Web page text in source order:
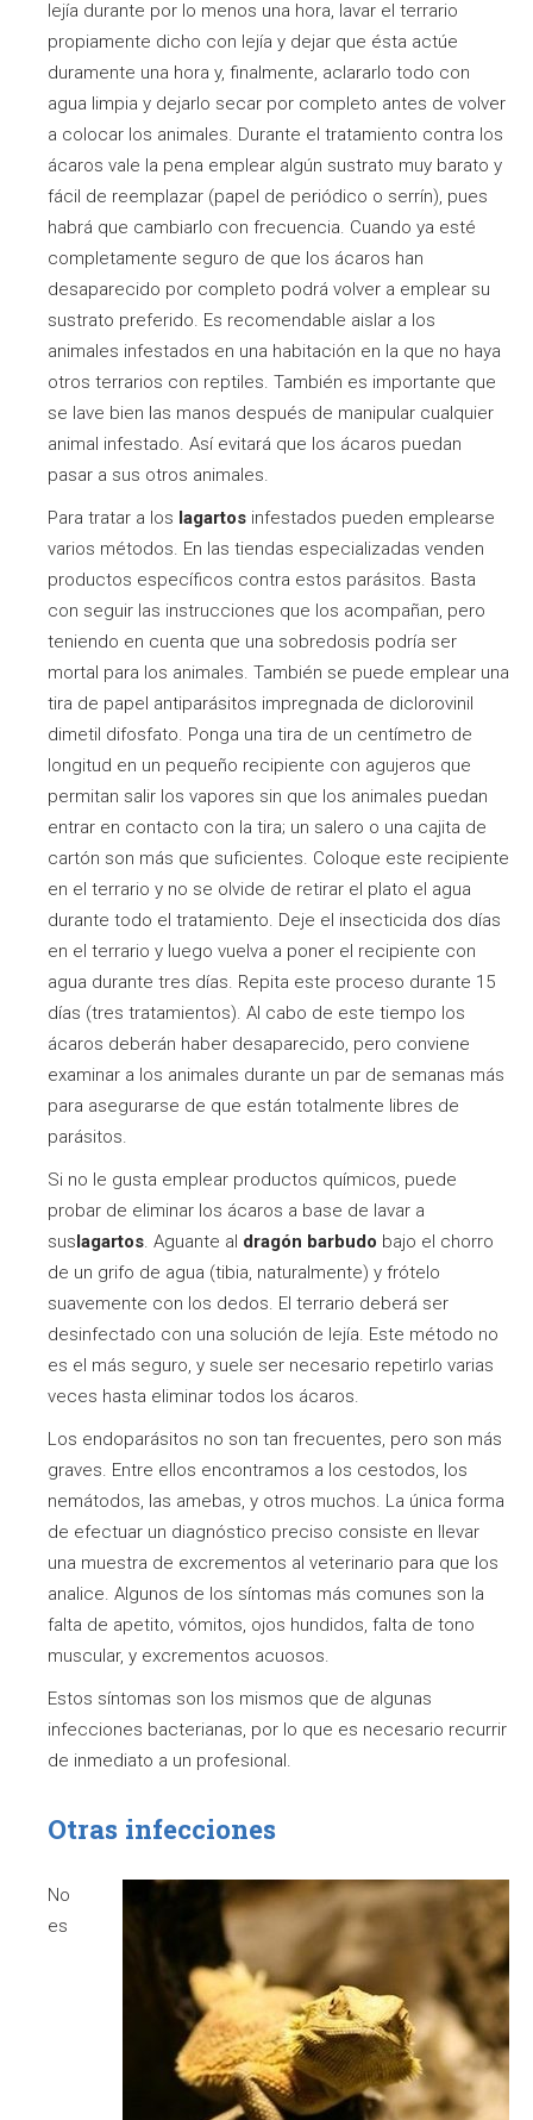
lejía durante por lo menos una hora, lavar el terrario
propiamente dicho con lejía y dejar que ésta actúe
duramente una hora y, finalmente, aclararlo todo con
agua limpia y dejarlo secar por completo antes de volver
a colocar los animales. Durante el tratamiento contra los
ácaros vale la pena emplear algún sustrato muy barato y
fácil de reemplazar (papel de periódico o serrín), pues
habrá que cambiarlo con frecuencia. Cuando ya esté
completamente seguro de que los ácaros han
desaparecido por completo podrá volver a emplear su
sustrato preferido. Es recomendable aislar a los
animales infestados en una habitación en la que no haya
otros terrarios con reptiles. También es importante que
se lave bien las manos después de manipular cualquier
animal infestado. Así evitará que los ácaros puedan
pasar a sus otros animales.
Para tratar a los lagartos infestados pueden emplearse
varios métodos. En las tiendas especializadas venden
productos específicos contra estos parásitos. Basta
con seguir las instrucciones que los acompañan, pero
teniendo en cuenta que una sobredosis podría ser
mortal para los animales. También se puede emplear una
tira de papel antiparásitos impregnada de diclorovinil
dimetil difosfato. Ponga una tira de un centímetro de
longitud en un pequeño recipiente con agujeros que
permitan salir los vapores sin que los animales puedan
entrar en contacto con la tira; un salero o una cajita de
cartón son más que suficientes. Coloque este recipiente
en el terrario y no se olvide de retirar el plato el agua
durante todo el tratamiento. Deje el insecticida dos días
en el terrario y luego vuelva a poner el recipiente con
agua durante tres días. Repita este proceso durante 15
días (tres tratamientos). Al cabo de este tiempo los
ácaros deberán haber desaparecido, pero conviene
examinar a los animales durante un par de semanas más
para asegurarse de que están totalmente libres de
parásitos.
Si no le gusta emplear productos químicos, puede
probar de eliminar los ácaros a base de lavar a
suslagartos. Aguante al dragón barbudo bajo el chorro
de un grifo de agua (tibia, naturalmente) y frótelo
suavemente con los dedos. El terrario deberá ser
desinfectado con una solución de lejía. Este método no
es el más seguro, y suele ser necesario repetirlo varias
veces hasta eliminar todos los ácaros.
Los endoparásitos no son tan frecuentes, pero son más
graves. Entre ellos encontramos a los cestodos, los
nemátodos, las amebas, y otros muchos. La única forma
de efectuar un diagnóstico preciso consiste en llevar
una muestra de excrementos al veterinario para que los
analice. Algunos de los síntomas más comunes son la
falta de apetito, vómitos, ojos hundidos, falta de tono
muscular, y excrementos acuosos.
Estos síntomas son los mismos que de algunas
infecciones bacterianas, por lo que es necesario recurrir
de inmediato a un profesional.
Otras infecciones
No
es